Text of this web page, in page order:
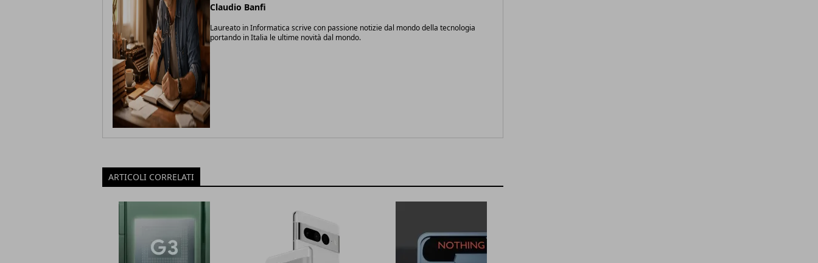
Claudio Banfi
Laureato in Informatica scrive con passione notizie dal mondo della tecnologia
portando in Italia le ultime novità dal mondo.
ARTICOLI CORRELATI